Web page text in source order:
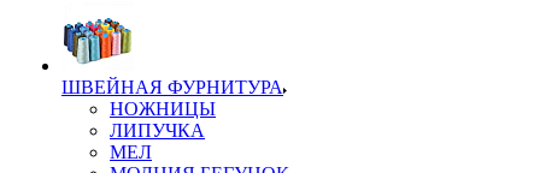
ШВЕЙНАЯ ФУРНИТУРА
НОЖНИЦЫ
ЛИПУЧКА
МЕЛ